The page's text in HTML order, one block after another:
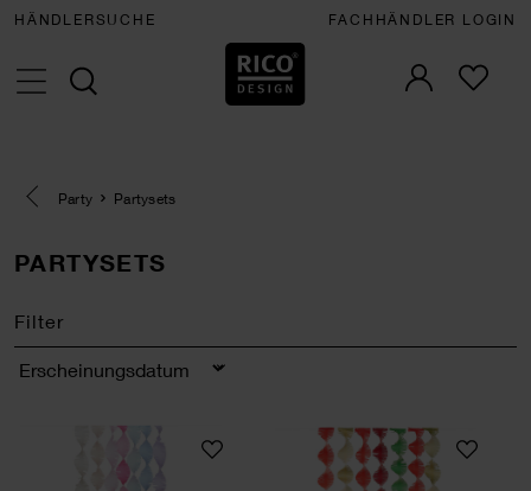
HÄNDLERSUCHE FACHHÄNDLER LOGIN
Eine Kategorie zurück navigieren
Party Partysets
PARTYSETS
Filter
Sortierung
Krepp-Girlande gedreht La Vie en Rose Mix
Krepp-Girlande